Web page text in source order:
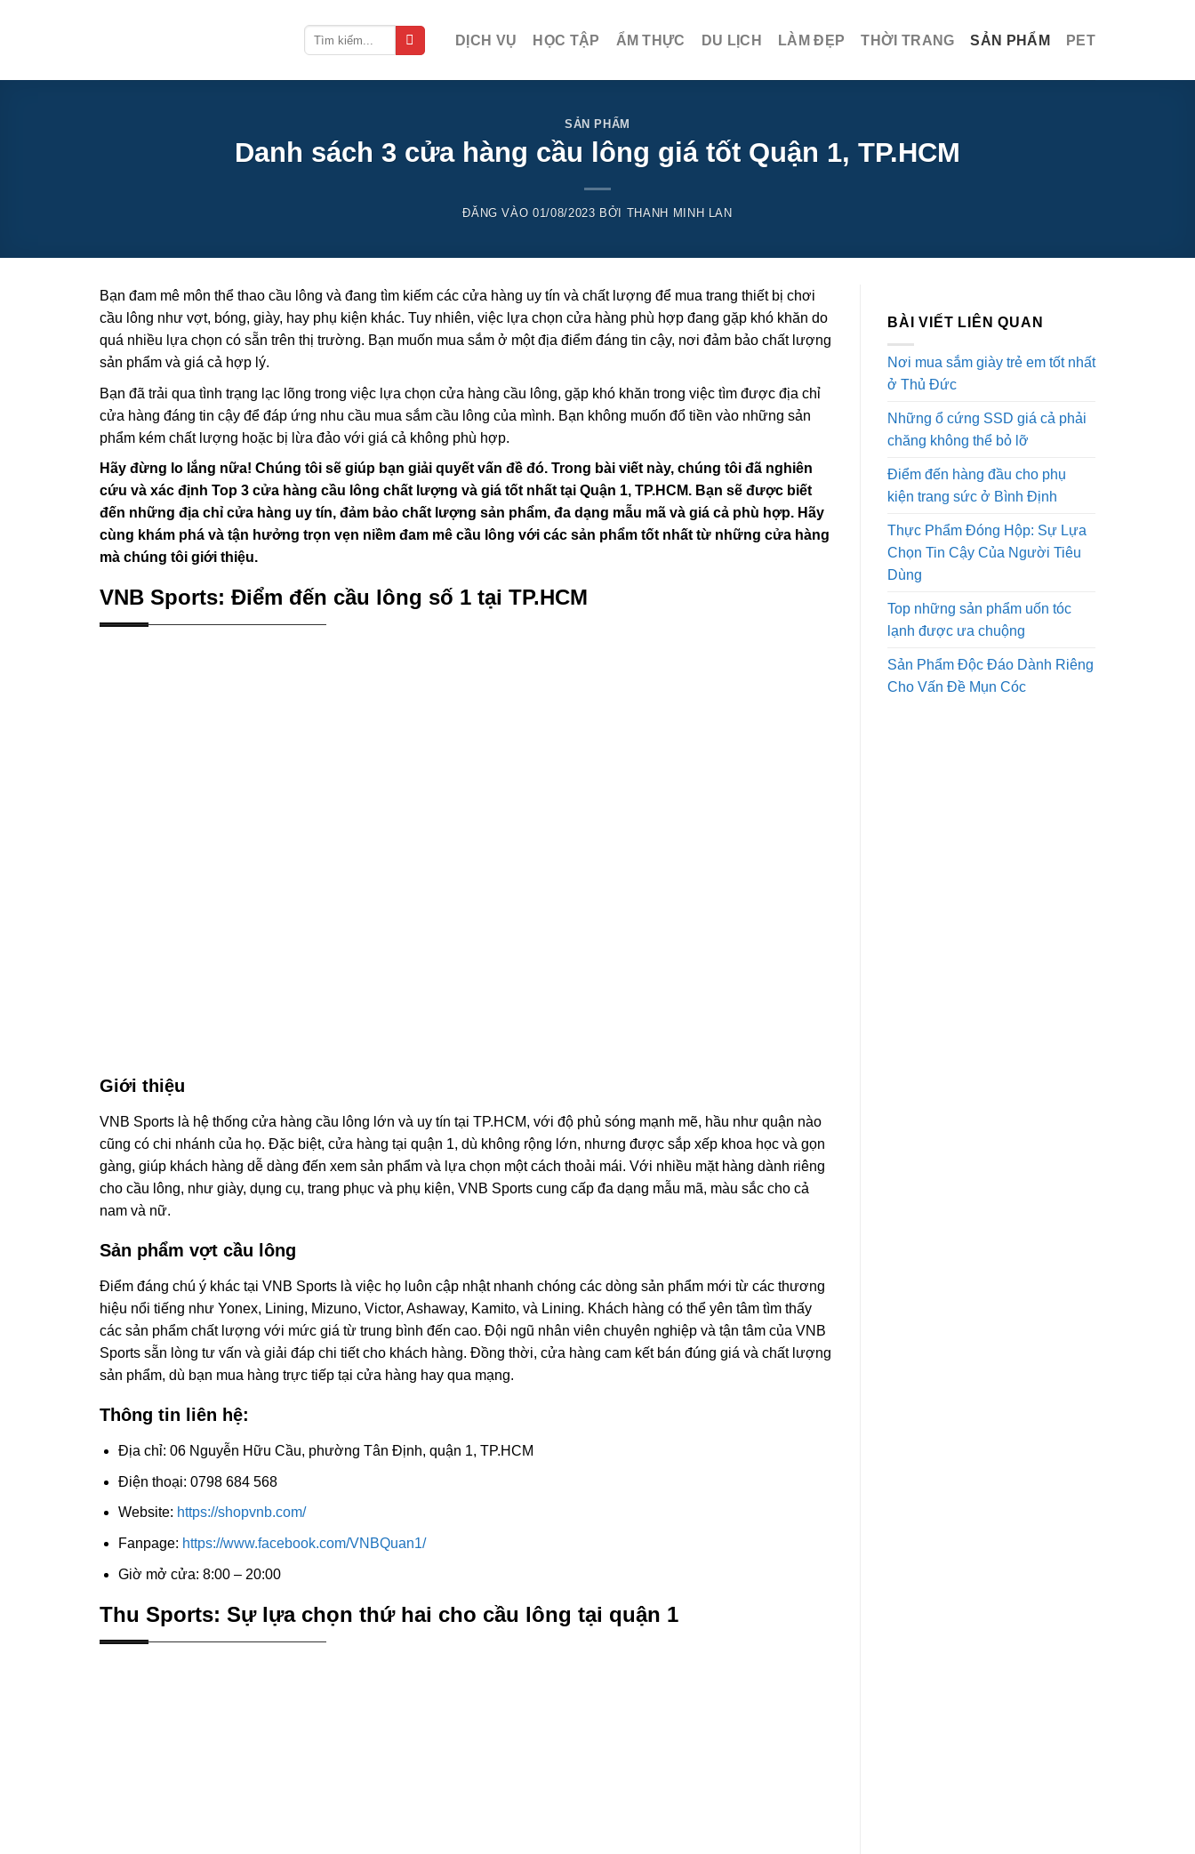
dung
DỊCH VỤ HỌC TẬP ẨM THỰC DU LỊCH LÀM ĐẸP THỜI TRANG SẢN PHẨM PET
SẢN PHẨM
Danh sách 3 cửa hàng cầu lông giá tốt Quận 1, TP.HCM
ĐĂNG VÀO01/08/2023 BỞI THANH MINH LAN
Bạn đam mê môn thể thao cầu lông và đang tìm kiếm các cửa hàng uy tín và chất lượng để mua trang thiết bị chơi
cầu lông như vợt, bóng, giày, hay phụ kiện khác. Tuy nhiên, việc lựa chọn cửa hàng phù hợp đang gặp khó khăn do
quá nhiều lựa chọn có sẵn trên thị trường. Bạn muốn mua sắm ở một địa điểm đáng tin cậy, nơi đảm bảo chất lượng
sản phẩm và giá cả hợp lý.
Bạn đã trải qua tình trạng lạc lõng trong việc lựa chọn cửa hàng cầu lông, gặp khó khăn trong việc tìm được địa chỉ
cửa hàng đáng tin cậy để đáp ứng nhu cầu mua sắm cầu lông của mình. Bạn không muốn đổ tiền vào những sản
phẩm kém chất lượng hoặc bị lừa đảo với giá cả không phù hợp.
Hãy đừng lo lắng nữa! Chúng tôi sẽ giúp bạn giải quyết vấn đề đó. Trong bài viết này, chúng tôi đã nghiên
cứu và xác định Top 3 cửa hàng cầu lông chất lượng và giá tốt nhất tại Quận 1, TP.HCM. Bạn sẽ được biết
đến những địa chỉ cửa hàng uy tín, đảm bảo chất lượng sản phẩm, đa dạng mẫu mã và giá cả phù hợp. Hãy
cùng khám phá và tận hưởng trọn vẹn niềm đam mê cầu lông với các sản phẩm tốt nhất từ những cửa hàng
mà chúng tôi giới thiệu.
VNB Sports: Điểm đến cầu lông số 1 tại TP.HCM
Giới thiệu
VNB Sports là hệ thống cửa hàng cầu lông lớn và uy tín tại TP.HCM, với độ phủ sóng mạnh mẽ, hầu như quận nào
cũng có chi nhánh của họ. Đặc biệt, cửa hàng tại quận 1, dù không rộng lớn, nhưng được sắp xếp khoa học và gọn
gàng, giúp khách hàng dễ dàng đến xem sản phẩm và lựa chọn một cách thoải mái. Với nhiều mặt hàng dành riêng
cho cầu lông, như giày, dụng cụ, trang phục và phụ kiện, VNB Sports cung cấp đa dạng mẫu mã, màu sắc cho cả
nam và nữ.
Sản phẩm vợt cầu lông
Điểm đáng chú ý khác tại VNB Sports là việc họ luôn cập nhật nhanh chóng các dòng sản phẩm mới từ các thương
hiệu nổi tiếng như Yonex, Lining, Mizuno, Victor, Ashaway, Kamito, và Lining. Khách hàng có thể yên tâm tìm thấy
các sản phẩm chất lượng với mức giá từ trung bình đến cao. Đội ngũ nhân viên chuyên nghiệp và tận tâm của VNB
Sports sẵn lòng tư vấn và giải đáp chi tiết cho khách hàng. Đồng thời, cửa hàng cam kết bán đúng giá và chất lượng
sản phẩm, dù bạn mua hàng trực tiếp tại cửa hàng hay qua mạng.
Thông tin liên hệ:
Địa chỉ: 06 Nguyễn Hữu Cầu, phường Tân Định, quận 1, TP.HCM
Điện thoại: 0798 684 568
Website: https://shopvnb.com/
Fanpage: https://www.facebook.com/VNBQuan1/
Giờ mở cửa: 8:00 – 20:00
Thu Sports: Sự lựa chọn thứ hai cho cầu lông tại quận 1
BÀI VIẾT LIÊN QUAN
Nơi mua sắm giày trẻ em tốt nhất
ở Thủ Đức
Những ổ cứng SSD giá cả phải
chăng không thể bỏ lỡ
Điểm đến hàng đầu cho phụ
kiện trang sức ở Bình Định
Thực Phẩm Đóng Hộp: Sự Lựa
Chọn Tin Cậy Của Người Tiêu
Dùng
Top những sản phẩm uốn tóc
lạnh được ưa chuộng
Sản Phẩm Độc Đáo Dành Riêng
Cho Vấn Đề Mụn Cóc